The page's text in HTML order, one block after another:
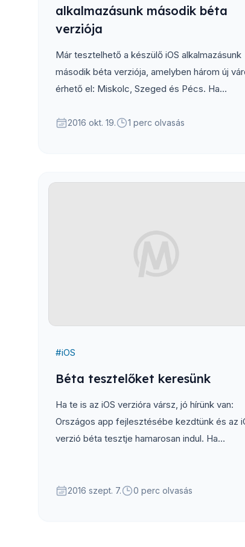
alkalmazásunk második béta
verziója
Már tesztelhető a készülő iOS alkalmazásunk
második béta verziója, amelyben három új
érhető el: Miskolc, Szeged és Pécs. Ha
TestFlight alkalmazásban lesz elérhető.
2016 okt. 19. 1 perc olvasás
#iOS
Béta tesztelőket keresünk
Ha te is az iOS verzióra vársz, jó hírünk van:
Országos app fejlesztésébe kezdtünk és az
verzió béta tesztje hamarosan indul. Ha
2016 szept. 7. 0 perc olvasás